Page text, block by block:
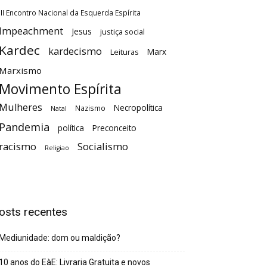
Encontro Nacional da Esquerda Espírita
Jesus justiça social
kardecismo Leituras Marx
Espírita
Natal Nazismo Necropolítica
política Preconceito
Religiao Socialismo
recentes
dom ou maldição?
anos do EàE: Livraria Gratuita e novos